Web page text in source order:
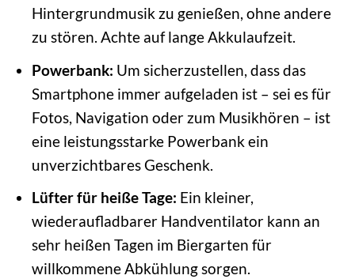
Hintergrundmusik zu genießen, ohne andere
zu stören. Achte auf lange Akkulaufzeit.
Powerbank: Um sicherzustellen, dass das
Smartphone immer aufgeladen ist – sei es für
Fotos, Navigation oder zum Musikhören – ist
eine leistungsstarke Powerbank ein
unverzichtbares Geschenk.
Lüfter für heiße Tage: Ein kleiner,
wiederaufladbarer Handventilator kann an
sehr heißen Tagen im Biergarten für
willkommene Abkühlung sorgen.